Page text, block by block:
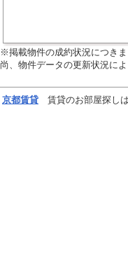
※掲載物件の成約状況につきま
尚、物件データの更新状況に
京都賃貸 賃貸のお部屋探し